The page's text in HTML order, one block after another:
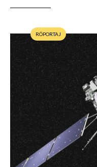
RÖPORTAJ